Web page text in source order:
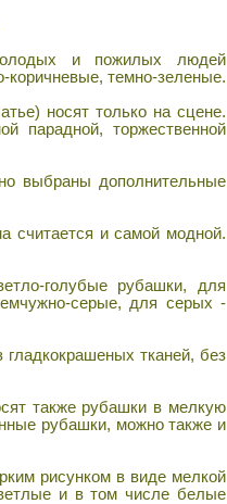
и пожилых людей
коричневые, темно-зеленые.
носят только на сцене.
парадной, торжественной
выбраны дополнительные
считается и самой модной.
голубые рубашки, для
серые, для серых -
тканей, без
также рубашки в мелкую
рубашки, можно также и
рисунком в виде мелкой
и в том числе белые